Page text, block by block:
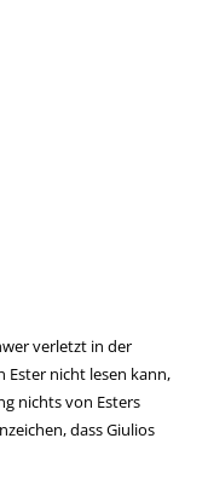
verletzt in der
Ester nicht lesen kann,
nichts von Esters
dass Giulios